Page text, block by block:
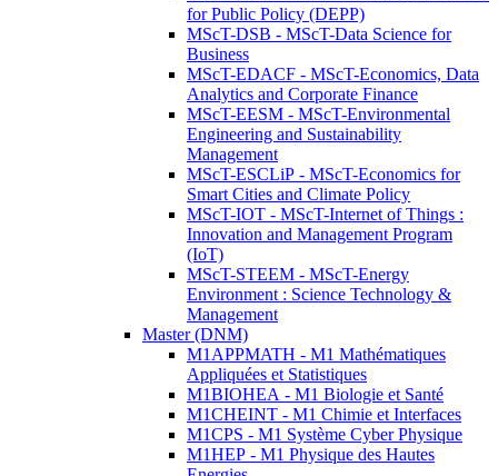
for Public Policy (DEPP)
MScT-DSB - MScT-Data Science for
Business
MScT-EDACF - MScT-Economics, Data
Analytics and Corporate Finance
MScT-EESM - MScT-Environmental
Engineering and Sustainability
Management
MScT-ESCLiP - MScT-Economics for
Smart Cities and Climate Policy
MScT-IOT - MScT-Internet of Things :
Innovation and Management Program
(IoT)
MScT-STEEM - MScT-Energy
Environment : Science Technology &
Management
Master (DNM)
M1APPMATH - M1 Mathématiques
Appliquées et Statistiques
M1BIOHEA - M1 Biologie et Santé
M1CHEINT - M1 Chimie et Interfaces
M1CPS - M1 Système Cyber Physique
M1HEP - M1 Physique des Hautes